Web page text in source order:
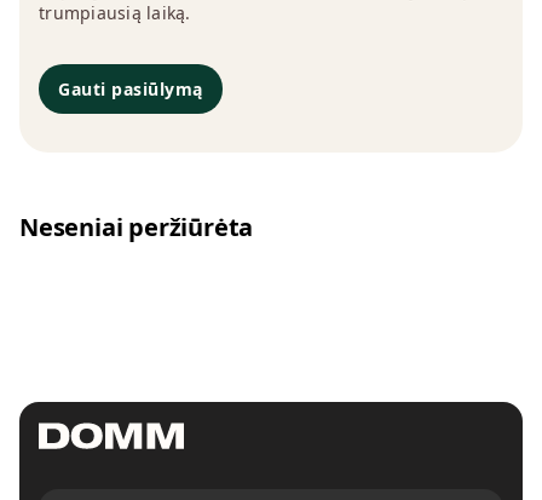
trumpiausią laiką.
Gauti pasiūlymą
Neseniai peržiūrėta